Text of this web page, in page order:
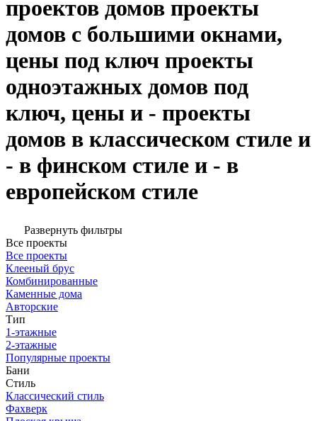
проектов домов проекты
домов с большими окнами,
цены под ключ проекты
одноэтажных домов под
ключ, цены и - проекты
домов в классическом стиле и
- в финском стиле и - в
европейском стиле
Развернуть фильтры
Все проекты
Все проекты
Клееный брус
Комбинированные
Каменные дома
Авторские
Тип
1-этажные
2-этажные
Популярные проекты
Бани
Стиль
Классический стиль
Фахверк